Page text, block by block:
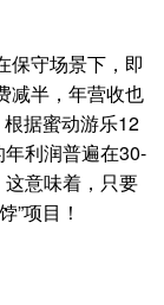
保守场景下，即
减半，年营收也
据蜜动游乐12
利润普遍在30-
意味着，只要
”项目！